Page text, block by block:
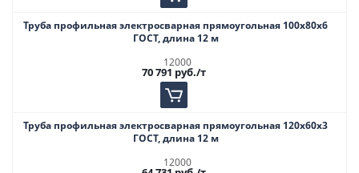
Труба профильная электросварная прямоугольная 100х80х6
ГОСТ, длина 12 м
12000
70 791 руб./т
Труба профильная электросварная прямоугольная 120х60х3
ГОСТ, длина 12 м
12000